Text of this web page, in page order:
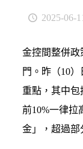
2025-06-
金控間整併政
門。昨（10
重點，其中包
前10%一律拉
金」，超過部